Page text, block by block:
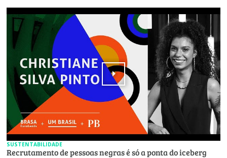
SUSTENTABILIDADE
Recrutamento de pessoas negras é só a ponta do iceberg